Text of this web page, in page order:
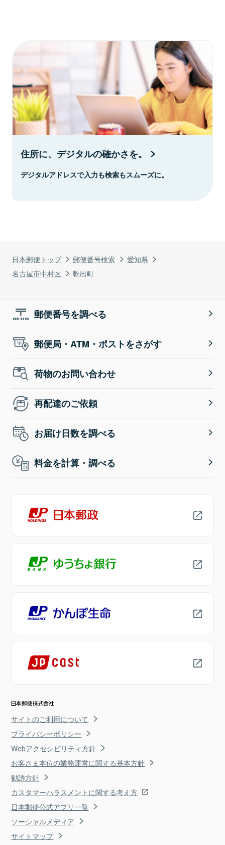
日本郵便トップ 郵便番号検索
愛知県
名古屋市中村区
乾出町
住所に、デジタルの確かさを。
デジタルアドレスで入力も検索もスムーズに。
郵便番号を調べる
郵便局・ATM・ポストをさがす
荷物のお問い合わせ
再配達のご依頼
お届け日数を調べる
料金を計算・調べる
サイトのご利用について
プライバシーポリシー
Webアクセシビリティ方針
お客さま本位の業務運営に関する基本方針
勧誘方針
カスタマーハラスメントに関する考え方
日本郵便公式アプリ一覧
ソーシャルメディア
サイトマップ